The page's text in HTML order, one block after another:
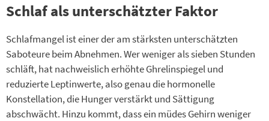
Schlaf als unterschätzter Faktor
Schlafmangel ist einer der am stärksten unterschätzten
Saboteure beim Abnehmen. Wer weniger als sieben Stunden
schläft, hat nachweislich erhöhte Ghrelinspiegel und
reduzierte Leptinwerte, also genau die hormonelle
Konstellation, die Hunger verstärkt und Sättigung
abschwächt. Hinzu kommt, dass ein müdes Gehirn weniger